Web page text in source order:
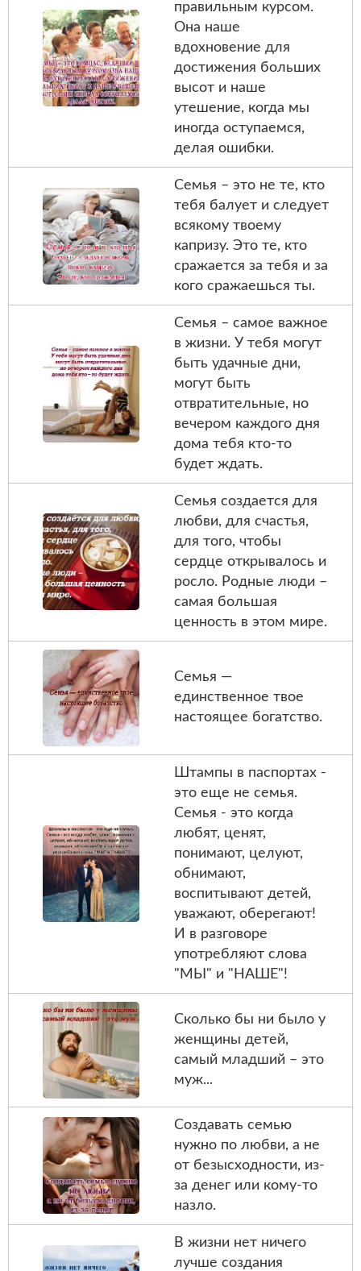
правильным курсом.
Она наше
вдохновение для
достижения больших
высот и наше
утешение, когда мы
иногда оступаемся,
делая ошибки.
Семья – это не те, кто
тебя балует и следует
всякому твоему
капризу. Это те, кто
сражается за тебя и за
кого сражаешься ты.
Семья – самое важное
в жизни. У тебя могут
быть удачные дни,
могут быть
отвратительные, но
вечером каждого дня
дома тебя кто-то
будет ждать.
Семья создается для
любви, для счастья,
для того, чтобы
сердце открывалось и
росло. Родные люди –
самая большая
ценность в этом мире.
Семья —
единственное твое
настоящее богатство.
Штампы в паспортах -
это еще не семья.
Семья - это когда
любят, ценят,
понимают, целуют,
обнимают,
воспитывают детей,
уважают, оберегают!
И в разговоре
употребляют слова
"МЫ" и "НАШЕ"!
Сколько бы ни было у
женщины детей,
самый младший – это
муж...
Создавать семью
нужно по любви, а не
от безысходности, из-
за денег или кому-то
назло.
В жизни нет ничего
лучше создания